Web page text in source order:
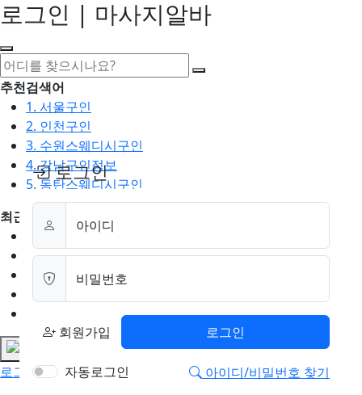
로그인 | 마사지알바
추천검색어
1. 서울구인
2. 인천구인
3. 수원스웨디시구인
4. 강남구인정보
5. 동탄스웨디시구인
최근검색어
1. 일산마사지구인
2. 성남아로마구인
3. 스웨디시구인
로그인
로그인
아이디
비밀번호
회원가입 로그인
자동로그인 아이디/비밀번호 찾기